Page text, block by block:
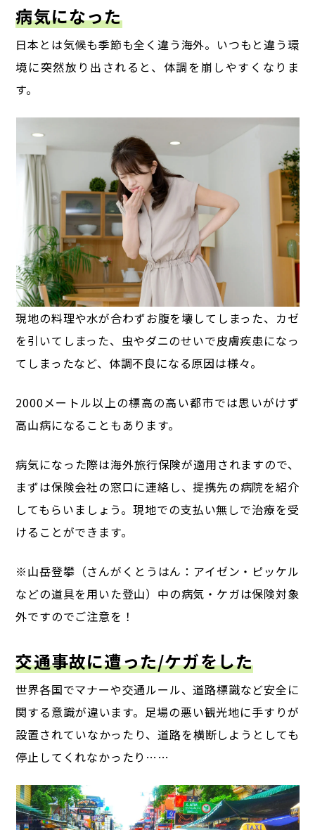
病気になった
日本とは気候も季節も全く違う海外。 いつもと違う環
境に突然放り出されると、体調を崩しやすくなりま
す。
現地の料理や水が合わずお腹を壊してしまった、カゼ
を引いてしまった、 虫やダニのせいで皮膚疾患になっ
てしまったなど、体調不良になる原因は様々。
2000メートル以上の標高の高い都市では思いがけず
高山病になることもあります。
病気になった際は海外旅行保険が適用されますので、
まずは保険会社の窓口に連絡し、提携先の病院を紹介
してもらいましょう。現地での支払い無しで治療を受
けることができます。
※山岳登攀（さんがくとうはん：アイゼン・ピッケル
などの道具を用いた登山）中の病気・ケガは保険対象
外ですのでご注意を！
交通事故に遭った/ケガをした
世界各国でマナーや交通ルール、道路標識など安全に
関する意識が違います。 足場の悪い観光地に手すりが
設置されていなかったり、道路を横断しようとしても
停止してくれなかったり……